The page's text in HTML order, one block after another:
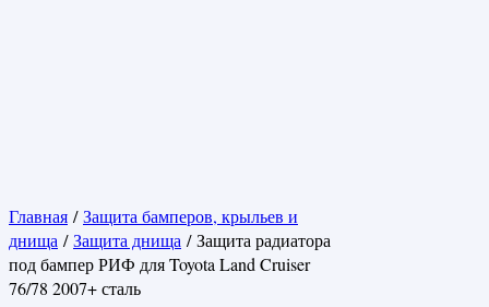
Главная /Защита бамперов, крыльев и
днища /Защита днища / Защита радиатора
под бампер РИФ для Toyota Land Cruiser
76/78 2007+ сталь